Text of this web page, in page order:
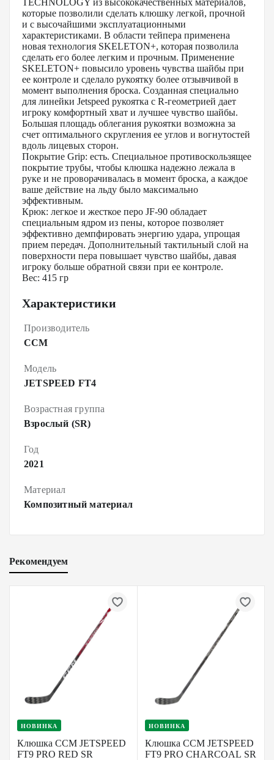
TECHNOLOGY из высококачественных материалов,
которые позволили сделать клюшку легкой, прочной
и с высочайшими эксплуатационными
характеристиками. В области тейпера применена
новая технология SKELETON+, которая позволила
сделать его более легким и прочным. Применение
SKELETON+ повысило уровень чувства шайбы при
ее контроле и сделало рукоятку более отзывчивой в
момент выполнения броска. Созданная специально
для линейки Jetspeed рукоятка с R-геометрией дает
игроку комфортный хват и лучшее чувство шайбы.
Большая площадь облегания рукоятки возможна за
счет оптимального скругления ее углов и вогнутостей
вдоль лицевых сторон.
Покрытие Grip: есть. Специальное противоскользящее
покрытие трубы, чтобы клюшка надежно лежала в
руке и не проворачивалась в момент броска, а каждое
ваше действие на льду было максимально
эффективным.
Крюк: легкое и жесткое перо JF-90 обладает
специальным ядром из пены, которое позволяет
эффективно демпфировать энергию удара, упрощая
прием передач. Дополнительный тактильный слой на
поверхности пера повышает чувство шайбы, давая
игроку больше обратной связи при ее контроле.
Вес: 415 гр
Характеристики
Производитель
CCM
Модель
JETSPEED FT4
Возрастная группа
Взрослый (SR)
Год
2021
Материал
Композитный материал
Рекомендуем
НОВИНКА
Клюшка CCM JETSPEED
FT9 PRO RED SR
НОВИНКА
Клюшка CCM JETSPEED
FT9 PRO CHARCOAL SR